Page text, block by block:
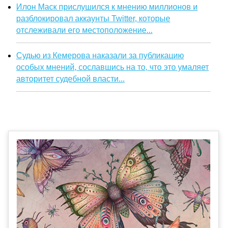
Илон Маск прислушился к мнению миллионов и
разблокировал аккаунты Twitter, которые
отслеживали его местоположение...
Судью из Кемерова наказали за публикацию
особых мнений, сославшись на то, что это умаляет
авторитет судебной власти...